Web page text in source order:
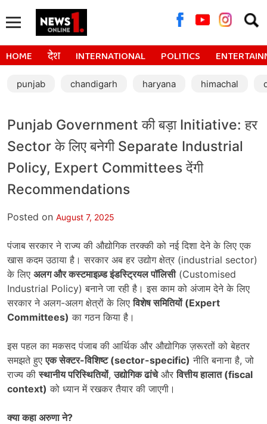
for:
HOME देश INTERNATIONAL POLITICS
punjab chandigarh haryana himachal
Punjab Government की बड़ा Initiative: हर
Sector के लिए बनेगी Separate Industrial
Policy, Expert Committees देंगी
Recommendations
Posted on August 7, 2025
पंजाब सरकार ने राज्य की औद्योगिक तरक्की को नई दिशा देने के लिए एक
खास कदम उठाया है। सरकार अब हर उद्योग क्षेत्र (industrial sector)
के लिए अलग और कस्टमाइज़्ड इंडस्ट्रियल पॉलिसी(Customised
Industrial Policy) बनाने जा रही है। इस काम को अंजाम देने के लिए
सरकार ने अलग-अलग क्षेत्रों के लिएविशेष समितियों (Expert
Committees) का गठन किया है।
इस पहल का मकसद पंजाब की आर्थिक और औद्योगिक ज़रूरतों को बेहतर
समझते हुएएक सेक्टर-विशिष्ट (sector-specific) नीति बनाना है, जो
राज्य कीस्थानीय परिस्थितियों,उद्योगिक ढांचेऔरवित्तीय हालात (fiscal
context) को ध्यान में रखकर तैयार की जाएगी।
क्या कहा अरुणा ने?